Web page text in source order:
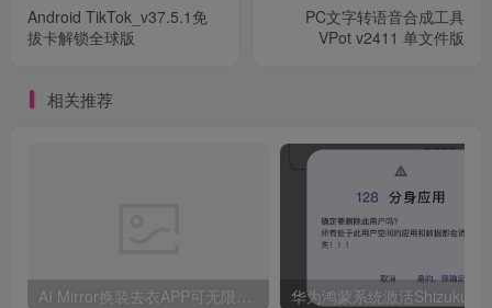
Android TikTok_v37.5.1免
拔卡解锁全球版
PC文字转语音合成工具
VPot v2411 单文件版
相关推荐